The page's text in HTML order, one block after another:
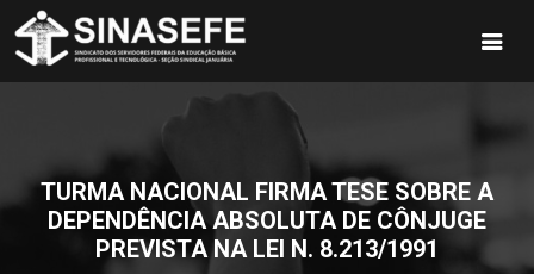
TURMA NACIONAL FIRMA TESE SOBRE A
DEPENDÊNCIA ABSOLUTA DE CÔNJUGE
PREVISTA NA LEI N. 8.213/1991